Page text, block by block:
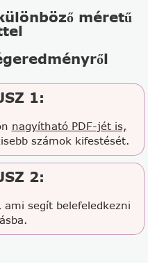
méretű
1:
nagyítható PDF-jét is,
számok kifestését.
2:
ami segít belefeledkezni